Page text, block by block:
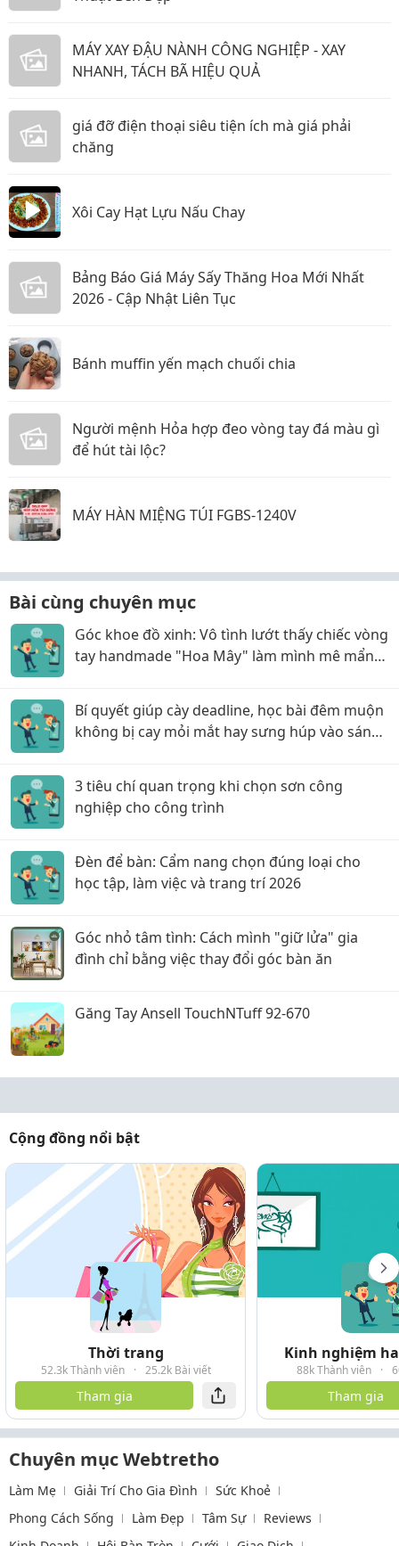
MÁY XAY ĐẬU NÀNH CÔNG NGHIỆP - XAY
NHANH, TÁCH BÃ HIỆU QUẢ
giá đỡ điện thoại siêu tiện ích mà giá phải
chăng
Xôi Cay Hạt Lựu Nấu Chay
Bảng Báo Giá Máy Sấy Thăng Hoa Mới Nhất
2026 - Cập Nhật Liên Tục
Bánh muffin yến mạch chuối chia
Người mệnh Hỏa hợp đeo vòng tay đá màu gì
để hút tài lộc?
MÁY HÀN MIỆNG TÚI FGBS-1240V
Bài cùng chuyên mục
Góc khoe đồ xinh: Vô tình lướt thấy chiếc vòng
tay handmade "Hoa Mây" làm mình mê mẩn
Bí quyết giúp cày deadline, học bài đêm muộn
không bị cay mỏi mắt hay sưng húp vào sáng
3 tiêu chí quan trọng khi chọn sơn công
nghiệp cho công trình
Đèn để bàn: Cẩm nang chọn đúng loại cho
học tập, làm việc và trang trí 2026
Góc nhỏ tâm tình: Cách mình "giữ lửa" gia
đình chỉ bằng việc thay đổi góc bàn ăn
Găng Tay Ansell TouchNTuff 92-670
Cộng đồng nổi bật
Thời trang
52.3k Thành viên · 25.2k Bài viết
Tham gia
Kinh nghiệm
88k Thành viên ·
Tham gia
Chuyên mục Webtretho
Làm Mẹ Giải Trí Cho Gia Đình
Sức Khoẻ
Phong Cách Sống
Làm Đẹp Tâm Sự
Reviews